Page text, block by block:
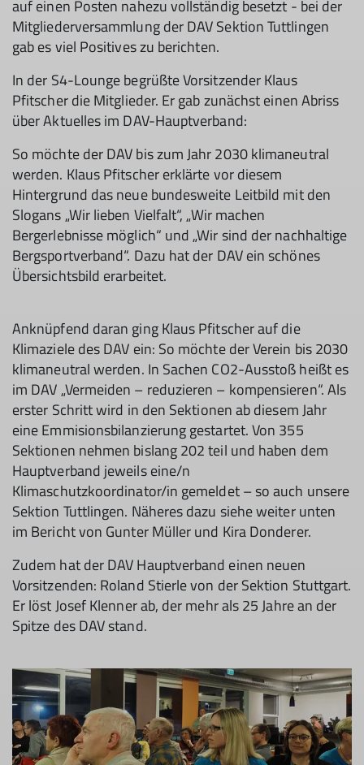
auf einen Posten nahezu vollständig besetzt - bei der
Mitgliederversammlung der DAV Sektion Tuttlingen
gab es viel Positives zu berichten.
In der S4-Lounge begrüßte Vorsitzender Klaus
Pfitscher die Mitglieder. Er gab zunächst einen Abriss
über Aktuelles im DAV-Hauptverband:
So möchte der DAV bis zum Jahr 2030 klimaneutral
werden. Klaus Pfitscher erklärte vor diesem
Hintergrund das neue bundesweite Leitbild mit den
Slogans „Wir lieben Vielfalt“, „Wir machen
Bergerlebnisse möglich“ und „Wir sind der nachhaltige
Bergsportverband“. Dazu hat der DAV ein schönes
Übersichtsbild erarbeitet.
Anknüpfend daran ging Klaus Pfitscher auf die
Klimaziele des DAV ein: So möchte der Verein bis 2030
klimaneutral werden. In Sachen CO2-Ausstoß heißt es
im DAV „Vermeiden – reduzieren – kompensieren“. Als
erster Schritt wird in den Sektionen ab diesem Jahr
eine Emmisionsbilanzierung gestartet. Von 355
Sektionen nehmen bislang 202 teil und haben dem
Hauptverband jeweils eine/n
Klimaschutzkoordinator/in gemeldet – so auch unsere
Sektion Tuttlingen. Näheres dazu siehe weiter unten
im Bericht von Gunter Müller und Kira Donderer.
Zudem hat der DAV Hauptverband einen neuen
Vorsitzenden: Roland Stierle von der Sektion Stuttgart.
Er löst Josef Klenner ab, der mehr als 25 Jahre an der
Spitze des DAV stand.